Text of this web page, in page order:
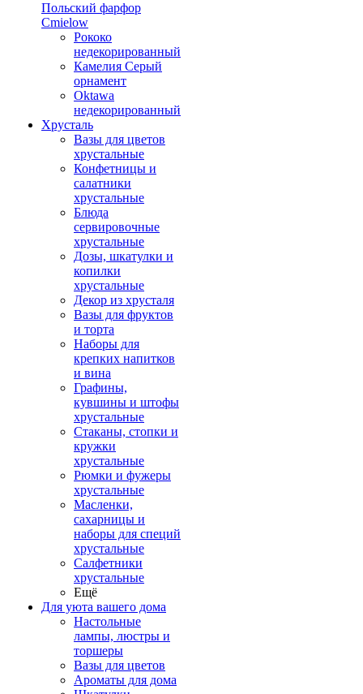
Польский фарфор
Сmielow
Рококо
недекорированный
Камелия Серый
орнамент
Oktawa
недекорированный
Хрусталь
Вазы для цветов
хрустальные
Конфетницы и
салатники
хрустальные
Блюда
сервировочные
хрустальные
Дозы, шкатулки и
копилки
хрустальные
Декор из хрусталя
Вазы для фруктов
и торта
Наборы для
крепких напитков
и вина
Графины,
кувшины и штофы
хрустальные
Стаканы, стопки и
кружки
хрустальные
Рюмки и фужеры
хрустальные
Масленки,
сахарницы и
наборы для специй
хрустальные
Салфетники
хрустальные
Ещё
Для уюта вашего дома
Настольные
лампы, люстры и
торшеры
Вазы для цветов
Ароматы для дома